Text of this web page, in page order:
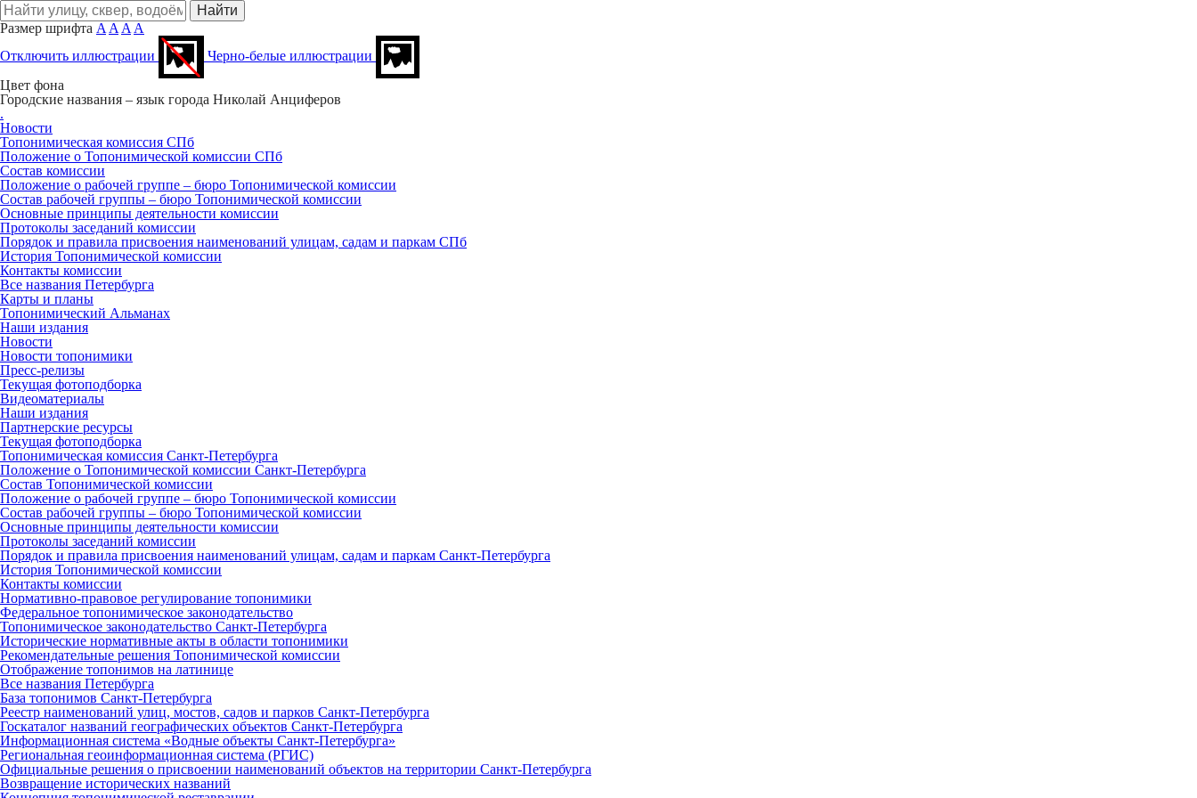
Размер шрифта A A A A
Отключить иллюстрации
Черно-белые иллюстрации
Цвет фона
Городские названия – язык города Николай Анциферов
.
Новости
Топонимическая комиссия СПб
Положение о Топонимической комиссии СПб
Состав комиссии
Положение о рабочей группе – бюро Топонимической комиссии
Состав рабочей группы – бюро Топонимической комиссии
Основные принципы деятельности комиссии
Протоколы заседаний комиссии
Порядок и правила присвоения наименований улицам, садам и паркам СПб
История Топонимической комиссии
Контакты комиссии
Все названия Петербурга
Карты и планы
Топонимический Альманах
Наши издания
Новости
Новости топонимики
Пресс‑релизы
Текущая фотоподборка
Видеоматериалы
Наши издания
Партнерские ресурсы
Текущая фотоподборка
Топонимическая комиссия Санкт‑Петербурга
Положение о Топонимической комиссии Санкт‑Петербурга
Состав Топонимической комиссии
Положение о рабочей группе – бюро Топонимической комиссии
Состав рабочей группы – бюро Топонимической комиссии
Основные принципы деятельности комиссии
Протоколы заседаний комиссии
Порядок и правила присвоения наименований улицам, садам и паркам Санкт‑Петербурга
История Топонимической комиссии
Контакты комиссии
Нормативно‑правовое регулирование топонимики
Федеральное топонимическое законодательство
Топонимическое законодательство Санкт‑Петербурга
Исторические нормативные акты в области топонимики
Рекомендательные решения Топонимической комиссии
Отображение топонимов на латинице
Все названия Петербурга
База топонимов Санкт‑Петербурга
Реестр наименований улиц, мостов, садов и парков Санкт‑Петербурга
Госкаталог названий географических объектов Санкт‑Петербурга
Информационная система «Водные объекты Санкт‑Петербурга»
Региональная геоинформационная система (РГИС)
Официальные решения о присвоении наименований объектов на территории Санкт‑Петербурга
Возвращение исторических названий